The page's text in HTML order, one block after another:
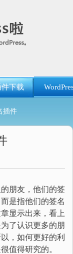
件下载
插件
朋友，他们的签
是指他们的签名
显示出来，看上
了认识更多的朋
，如何更好的利
值得研究的。